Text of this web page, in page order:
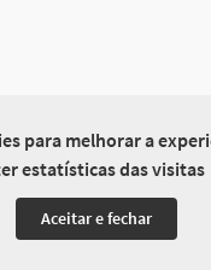
para melhorar a
estatísticas das visitas
Aceitar e fechar